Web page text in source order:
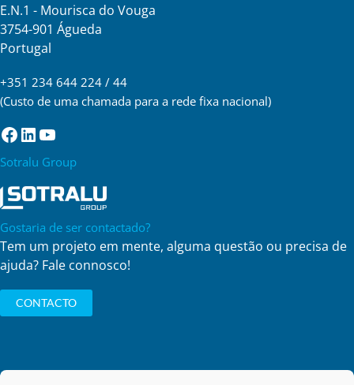
E.N.1 - Mourisca do Vouga
3754-901 Águeda
Portugal
+351 234 644 224 / 44
(Custo de uma chamada para a rede fixa nacional)
Facebook
LinkedIn
YouTube
Sotralu Group
Gostaria de ser contactado?
Tem um projeto em mente, alguma questão ou precisa de
ajuda? Fale connosco!
CONTACTO